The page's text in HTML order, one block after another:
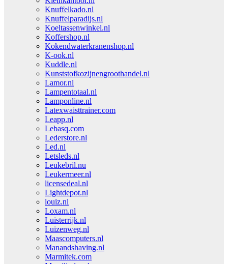
Knuffelkado.nl
Knuffelparadijs.nl
Koeltassenwinkel.nl
Koffershop.nl
Kokendwaterkranenshop.nl
K-ook.nl
Kuddle.nl
Kunststofkozijnengroothandel.nl
Lamor.nl
Lampentotaal.nl
Lamponline.nl
Latexwaisttrainer.com
Leapp.nl
Lebasq.com
Lederstore.nl
Led.nl
Letsleds.nl
Leukebril.nu
Leukermeer.nl
licensedeal.nl
Lightdepot.nl
louiz.nl
Loxam.nl
Luisterrijk.nl
Luizenweg.nl
Maascomputers.nl
Manandshaving.nl
Marmitek.com